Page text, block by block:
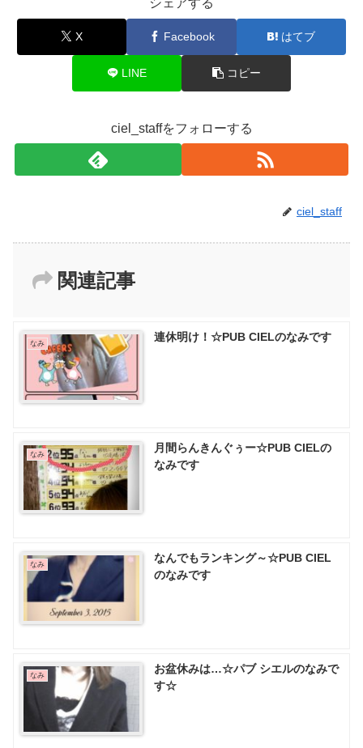
X Facebook はてブ
LINE コピー
ciel_staffをフォローする
ciel_staff
関連記事
なみ 連休明け！☆PUB CIELのなみです
なみ
月間らんきんぐぅー☆PUB CIELの
なみです
なみ
なんでもランキング～☆PUB CIEL
のなみです
なみ
お盆休みは…☆パブ シエルのなみで
す☆